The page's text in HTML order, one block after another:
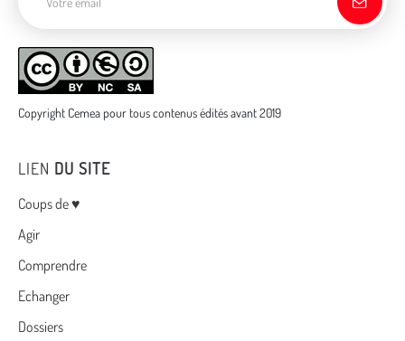
Copyright Cemea pour tous contenus édités avant 2019
LIEN DU SITE
Menu
Coups de ♥
Agir
Comprendre
Echanger
Dossiers